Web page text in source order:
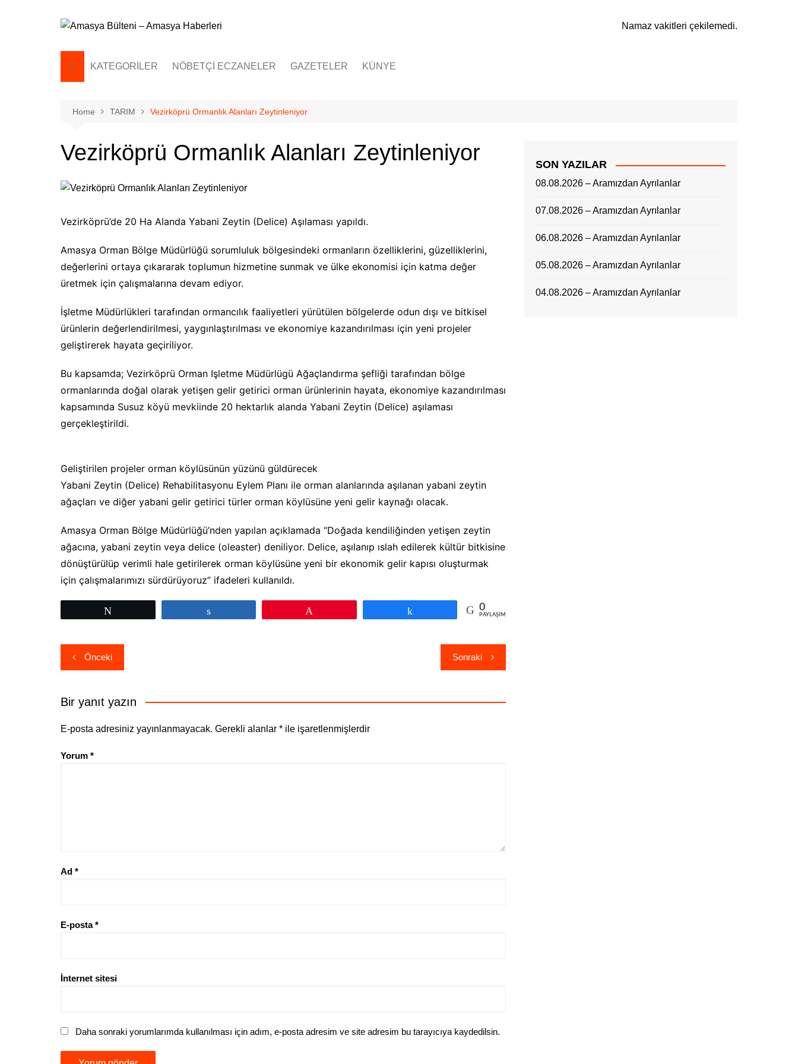
Namaz vakitleri çekilemedi.
KATEGORİLER
GÜNCEL
SPOR
EKONOMİ
NÖBETÇİ ECZANELER GAZETELER KÜNYE
Home TARIM Vezirköprü Ormanlık Alanları Zeytinleniyor
Vezirköprü Ormanlık Alanları Zeytinleniyor
Vezirköprü’de 20 Ha Alanda Yabani Zeytin (Delice) Aşılaması yapıldı.
Amasya Orman Bölge Müdürlüğü sorumluluk bölgesindeki ormanların özelliklerini, güzelliklerini,
değerlerini ortaya çıkararak toplumun hizmetine sunmak ve ülke ekonomisi için katma değer
üretmek için çalışmalarına devam ediyor.
İşletme Müdürlükleri tarafından ormancılık faaliyetleri yürütülen bölgelerde odun dışı ve bitkisel
ürünlerin değerlendirilmesi, yaygınlaştırılması ve ekonomiye kazandırılması için yeni projeler
geliştirerek hayata geçiriliyor.
Bu kapsamda; Vezirköprü Orman Işletme Müdürlügü Ağaçlandırma şefliği tarafından bölge
ormanlarında doğal olarak yetişen gelir getirici orman ürünlerinin hayata, ekonomiye kazandırılması
kapsamında Susuz köyü mevkiinde 20 hektarlık alanda Yabani Zeytin (Delice) aşılaması
gerçekleştirildi.
Geliştirilen projeler orman köylüsünün yüzünü güldürecek
Yabani Zeytin (Delice) Rehabilitasyonu Eylem Planı ile orman alanlarında aşılanan yabani zeytin
ağaçları ve diğer yabani gelir getirici türler orman köylüsüne yeni gelir kaynağı olacak.
Amasya Orman Bölge Müdürlüğü’nden yapılan açıklamada “Doğada kendiliğinden yetişen zeytin
ağacına, yabani zeytin veya delice (oleaster) deniliyor. Delice, aşılanıp ıslah edilerek kültür bitkisine
dönüştürülüp verimli hale getirilerek orman köylüsüne yeni bir ekonomik gelir kapısı oluşturmak
için çalışmalarımızı sürdürüyoruz” ifadeleri kullanıldı.
0
PAYLAŞIMLAR
Yazı
gezinmesi
Önceki Sonraki
Bir yanıt yazın
E-posta adresiniz yayınlanmayacak. Gerekli alanlar * ile işaretlenmişlerdir
Yorum *
Ad *
E-posta*
İnternet sitesi
Daha sonraki yorumlarımda kullanılması için adım, e-posta adresim ve site adresim bu tarayıcıya kaydedilsin.
SON YAZILAR
08.08.2026 – Aramızdan Ayrılanlar
07.08.2026 – Aramızdan Ayrılanlar
06.08.2026 – Aramızdan Ayrılanlar
05.08.2026 – Aramızdan Ayrılanlar
04.08.2026 – Aramızdan Ayrılanlar